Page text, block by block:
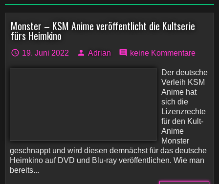
Monster – KSM Anime veröffentlicht die Kultserie
fürs Heimkino
19. Juni 2022 Adrian keine Kommentare
Der deutsche
Verleih KSM
Anime hat
sich die
Lizenzrechte
für den Kult-
Anime
Monster
geschnappt und wird diesen demnächst für das deutsche
Heimkino auf DVD und Blu-ray veröffentlichen. Wie man
bereits...